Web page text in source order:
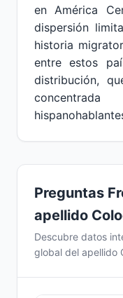
en América
dispersión
historia
entre estos
distribución,
Preguntas
apellido
Descubre datos
global del apellido